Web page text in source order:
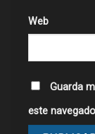
Web
Guarda
este